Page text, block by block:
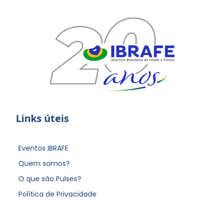
Links úteis
Eventos IBRAFE
Quem somos?
O que são Pulses?
Política de Privacidade